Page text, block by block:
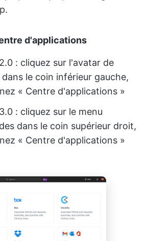
d'applications
: cliquez sur l'avatar de
le coin inférieur gauche,
« Centre d'applications »
: cliquez sur le menu
dans le coin supérieur droit,
« Centre d'applications »